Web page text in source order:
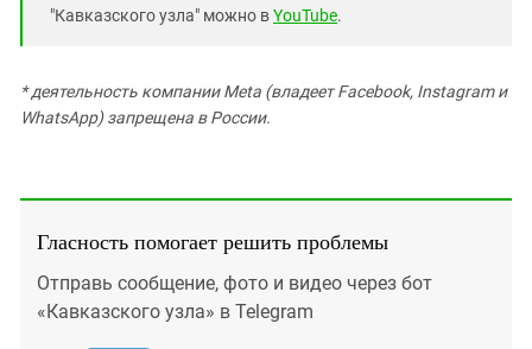
"Кавказского узла" можно вYouTube.
* деятельность компании Meta (владеет Facebook, Instagram и
WhatsApp) запрещена в России.
Гласность помогает решить проблемы
Отправь сообщение, фото и видео через бот
«Кавказского узла» в Telegram